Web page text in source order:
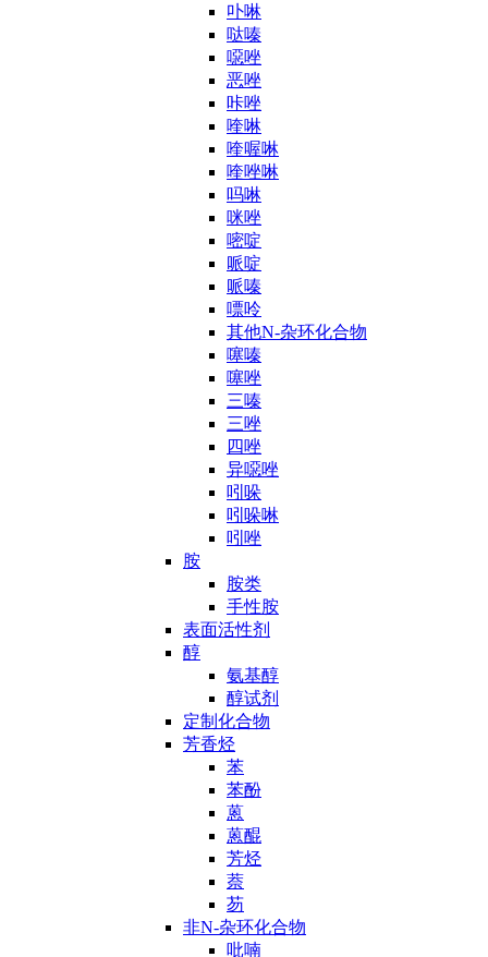
卟啉
哒嗪
噁唑
恶唑
咔唑
喹啉
喹喔啉
喹唑啉
吗啉
咪唑
嘧啶
哌啶
哌嗪
嘌呤
其他N-杂环化合物
噻嗪
噻唑
三嗪
三唑
四唑
异噁唑
吲哚
吲哚啉
吲唑
胺
胺类
手性胺
表面活性剂
醇
氨基醇
醇试剂
定制化合物
芳香烃
苯
苯酚
蒽
蒽醌
芳烃
萘
芴
非N-杂环化合物
吡喃